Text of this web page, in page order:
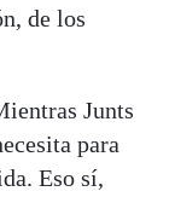
de los
Junts
para
Eso sí,